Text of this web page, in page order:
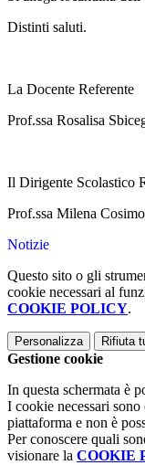
Distinti saluti.
La Docente Referente
Prof.ssa Rosalisa
Il Dirigente Scolastico
Prof.ssa Milena Cosimo
Notizie
Questo sito o gli
cookie necessari al
COOKIE POLICY.
Personalizza Rifiuta
Gestione cookie
In questa schermata è
I cookie necessari
piattaforma e non è
Per conoscere quali
visionare la COOKIE